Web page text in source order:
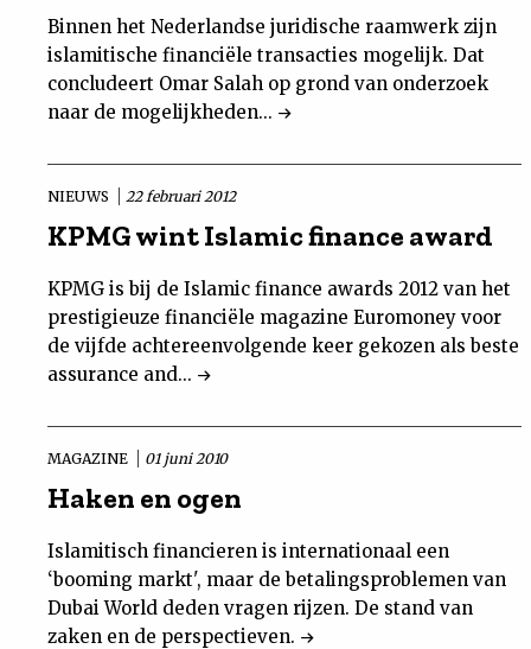
Binnen het Nederlandse juridische raamwerk zijn
islamitische financiële transacties mogelijk. Dat
concludeert Omar Salah op grond van onderzoek
naar de mogelijkheden...
NIEUWS 22 februari 2012
KPMG wint Islamic finance award
KPMG is bij de Islamic finance awards 2012 van het
prestigieuze financiële magazine Euromoney voor
de vijfde achtereenvolgende keer gekozen als beste
assurance and...
MAGAZINE 01 juni 2010
Haken en ogen
Islamitisch financieren is internationaal een
‘booming markt', maar de betalingsproblemen van
Dubai World deden vragen rijzen. De stand van
zaken en de perspectieven.